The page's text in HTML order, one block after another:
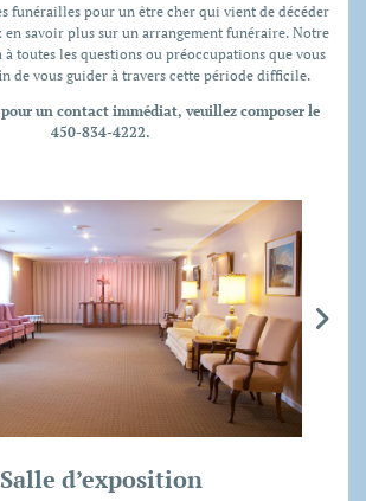
funérailles pour un être cher qui vient de décéder
en savoir plus sur un arrangement funéraire. Notre
toutes les questions ou préoccupations que vous
de vous guider à travers cette période difficile.
pour un contact immédiat, veuillez composer le
450-834-4222.
Salle d’exposition